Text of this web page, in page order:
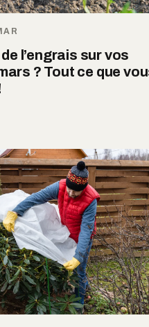
l’engrais sur vos
? Tout ce que